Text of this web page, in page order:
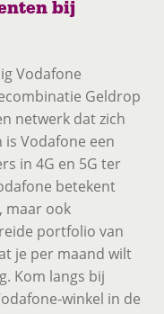
bij
Vodafone
Geldrop
netwerk dat zich
Vodafone een
in 4G en 5G ter
betekent
maar ook
portfolio van
je per maand wilt
Kom langs bij
winkel in de